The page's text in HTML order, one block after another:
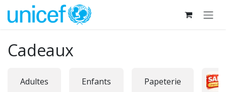
Se rendre au contenu
Cadeaux
Adultes Enfants Papeterie